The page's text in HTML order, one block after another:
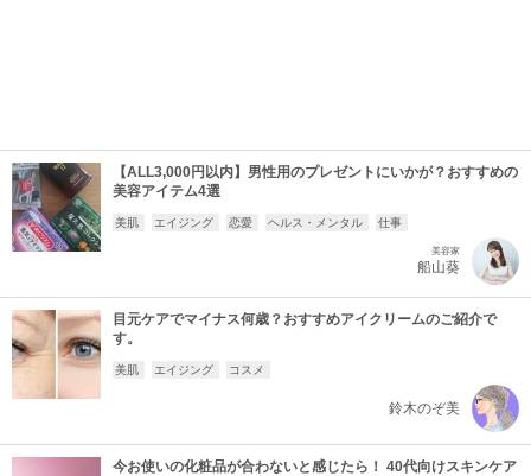
【ALL3,000円以内】男性用のプレゼントにいかが？おすすめの
美容アイテム4選
美肌 エイジング 恋愛 ヘルス・メンタル 仕事
美容家
船山葵
目元ケアでマイナス何歳？おすすめアイクリームのご紹介で
す。
美肌 エイジング コスメ
鈴木のぞ美
今お使いの化粧品が合わないと感じたら！ 40代向けスキンケア